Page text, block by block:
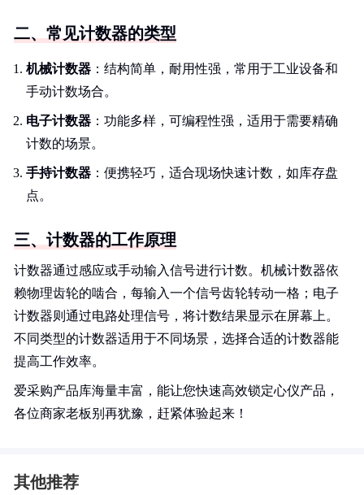
二、常见计数器的类型
机械计数器 ：结构简单，耐用性强，常用于工业设备和
手动计数场合。
电子计数器 ：功能多样，可编程性强，适用于需要精确
计数的场景。
手持计数器 ：便携轻巧，适合现场快速计数，如库存盘
点。
三、计数器的工作原理
计数器通过感应或手动输入信号进行计数。机械计数器依
赖物理齿轮的啮合，每输入一个信号齿轮转动一格；电子
计数器则通过电路处理信号，将计数结果显示在屏幕上。
不同类型的计数器适用于不同场景，选择合适的计数器能
提高工作效率。
爱采购产品库海量丰富，能让您快速高效锁定心仪产品，
各位商家老板别再犹豫，赶紧体验起来！
其他推荐